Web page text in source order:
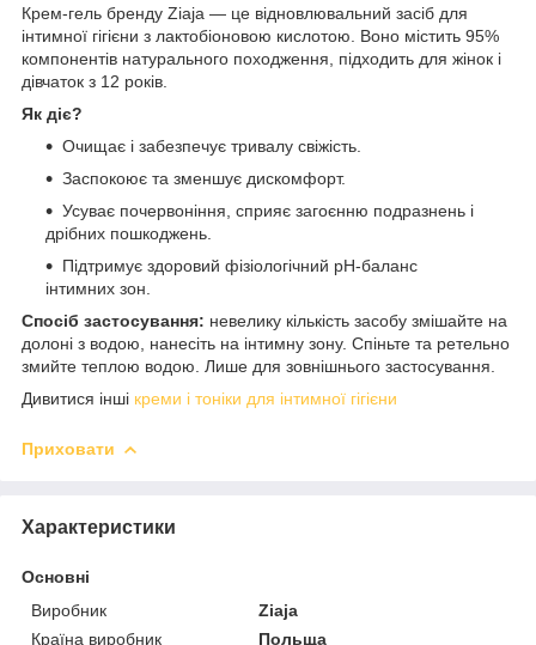
Крем-гель бренду Ziaja — це відновлювальний засіб для
інтимної гігієни з лактобіоновою кислотою. Воно містить 95%
компонентів натурального походження, підходить для жінок і
дівчаток з 12 років.
Як діє?
Очищає і забезпечує тривалу свіжість.
Заспокоює та зменшує дискомфорт.
Усуває почервоніння, сприяє загоєнню подразнень і
дрібних пошкоджень.
Підтримує здоровий фізіологічний рН-баланс
інтимних зон.
Спосіб застосування: невелику кількість засобу змішайте на
долоні з водою, нанесіть на інтимну зону. Спіньте та ретельно
змийте теплою водою. Лише для зовнішнього застосування.
Дивитися інші креми і тоніки для інтимної гігієни
Приховати
Характеристики
Основні
Виробник
Ziaja
Країна виробник
Польща